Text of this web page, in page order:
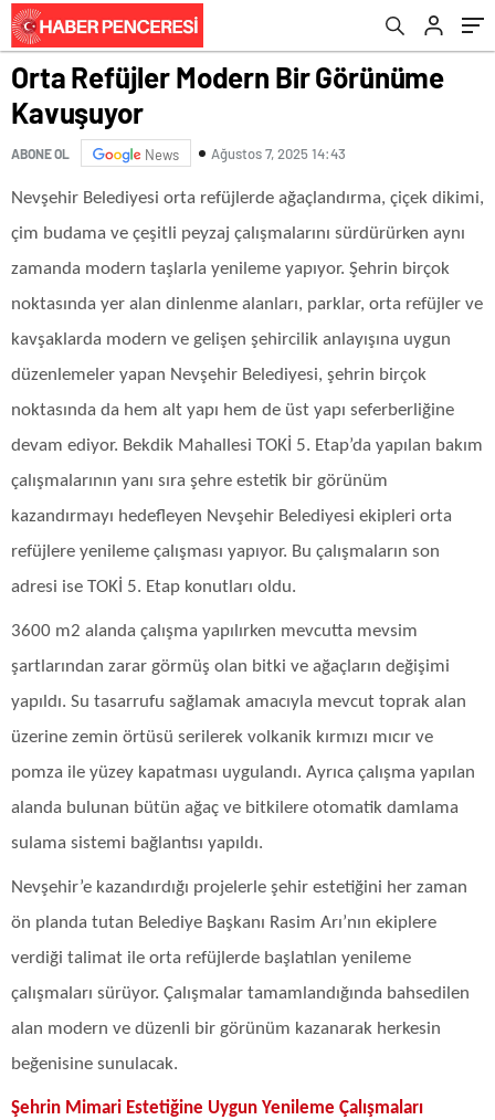
Orta Refüjler Modern Bir Görünüme
Kavuşuyor
ABONE OL News Ağustos 7, 2025 14:43
Nevşehir Belediyesi orta refüjlerde ağaçlandırma, çiçek dikimi,
çim budama ve çeşitli peyzaj çalışmalarını sürdürürken aynı
zamanda modern taşlarla yenileme yapıyor. Şehrin birçok
noktasında yer alan dinlenme alanları, parklar, orta refüjler ve
kavşaklarda modern ve gelişen şehircilik anlayışına uygun
düzenlemeler yapan Nevşehir Belediyesi, şehrin birçok
noktasında da hem alt yapı hem de üst yapı seferberliğine
devam ediyor. Bekdik Mahallesi TOKİ 5. Etap’da yapılan bakım
çalışmalarının yanı sıra şehre estetik bir görünüm
kazandırmayı hedefleyen Nevşehir Belediyesi ekipleri orta
refüjlere yenileme çalışması yapıyor. Bu çalışmaların son
adresi ise TOKİ 5. Etap konutları oldu.
3600 m2 alanda çalışma yapılırken mevcutta mevsim
şartlarından zarar görmüş olan bitki ve ağaçların değişimi
yapıldı. Su tasarrufu sağlamak amacıyla mevcut toprak alan
üzerine zemin örtüsü serilerek volkanik kırmızı mıcır ve
pomza ile yüzey kapatması uygulandı. Ayrıca çalışma yapılan
alanda bulunan bütün ağaç ve bitkilere otomatik damlama
sulama sistemi bağlantısı yapıldı.
Nevşehir’e kazandırdığı projelerle şehir estetiğini her zaman
ön planda tutan Belediye Başkanı Rasim Arı’nın ekiplere
verdiği talimat ile orta refüjlerde başlatılan yenileme
çalışmaları sürüyor. Çalışmalar tamamlandığında bahsedilen
alan modern ve düzenli bir görünüm kazanarak herkesin
beğenisine sunulacak.
Şehrin Mimari Estetiğine Uygun Yenileme Çalışmaları